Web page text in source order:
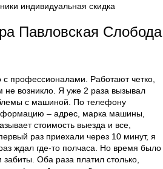
индивидуальная скидка
Павловская Слобода
с профессионалами. Работают четко,
не возникло. Я уже 2 раза вызывал
с машиной. По телефону
– адрес, марка машины,
стоимость выезда и все,
раз приехали через 10 минут, я
ждал где-то полчаса. Но время было
Оба раза платил столько,